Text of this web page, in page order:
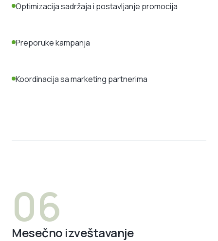
Optimizacija sadržaja i postavljanje promocija
Preporuke kampanja
Koordinacija sa marketing partnerima
06
Mesečno izveštavanje